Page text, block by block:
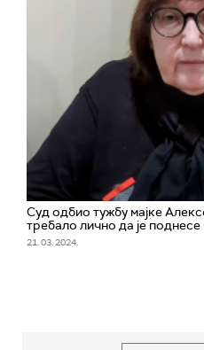
Суд одбио тужбу мајке
требало лично да је поднесе
21. 03. 2024.